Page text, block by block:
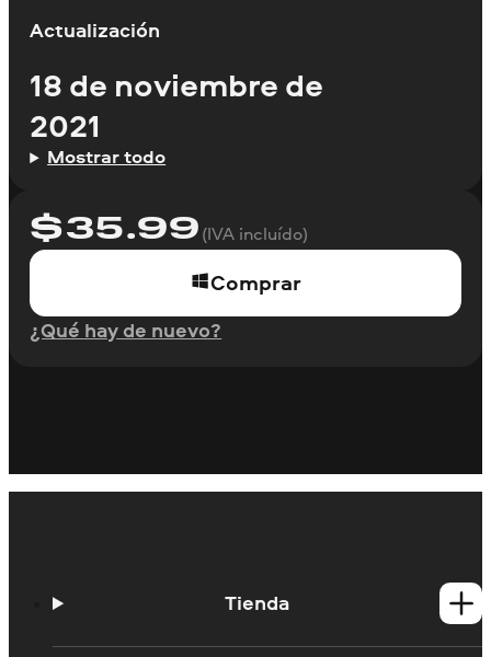
Actualización
18 de noviembre de
2021
Mostrar todo
Comprar
$35.99(IVA incluído)
¿Qué hay de nuevo?
Tienda